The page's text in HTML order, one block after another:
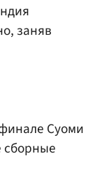
заняв
Суоми